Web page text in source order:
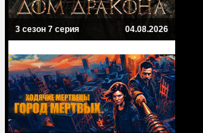
3 сезон 7 серия 04.08.2026